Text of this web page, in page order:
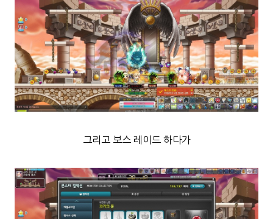
그리고 보스 레이드 하다가